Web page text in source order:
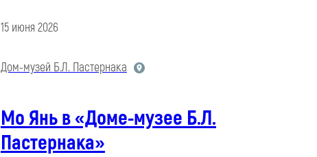
15 июня 2026
Дом-музей Б.Л. Пастернака
Мо Янь в «Доме-музее Б.Л.
Пастернака»